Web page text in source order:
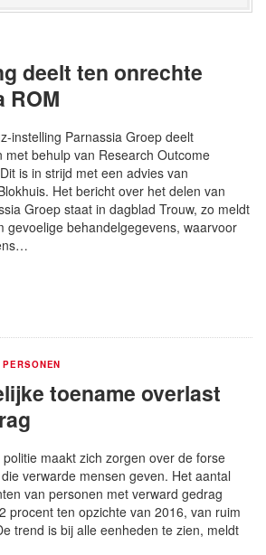
deelt ten onrechte
ROM
instelling Parnassia Groep deelt
met behulp van Research Outcome
is in strijd met een advies van
Het bericht over het delen van
Groep staat in dagblad Trouw, zo meldt
gevoelige behandelgegevens, waarvoor
toename overlast
maakt zich zorgen over de forse
verwarde mensen geven. Het aantal
van personen met verward gedrag
procent ten opzichte van 2016, van ruim
trend is bij alle eenheden te zien, meldt